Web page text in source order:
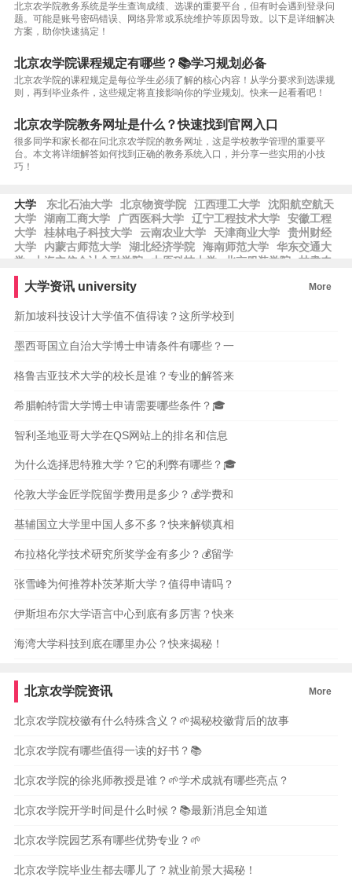
北京农学院教务系统是学生查询成绩、选课的重要平台，但有时会遇到登录问
题。可能是账号密码错误、网络异常或系统维护等原因导致。以下是详细解决
方案，助你快速搞定！
北京农学院课程规定有哪些？📚学习规划必备
北京农学院的课程规定是每位学生必须了解的核心内容！从学分要求到选课规
则，再到毕业条件，这些规定将直接影响你的学业规划。快来一起看看吧！
北京农学院教务网址是什么？快速找到官网入口
很多同学和家长都在问北京农学院的教务网址，这是学校教学管理的重要平
台。本文将详细解答如何找到正确的教务系统入口，并分享一些实用的小技
巧！
大学 东北石油大学 北京物资学院 江西理工大学
沈阳航空航天
大学
湖南工商大学 广西医科大学 辽宁工程技术大学
安徽工程
大学
桂林电子科技大学 云南农业大学 天津商业大学
贵州财经
大学
内蒙古师范大学 湖北经济学院 海南师范大学
华东交通大
学
上海立信会计金融学院 太原科技大学 北京服装学院
甘肃农
业大学
学
北京石油化工学院 西藏大学
安徽中医药大
大学资讯 university More
新加坡科技设计大学值不值得读？这所学校到
墨西哥国立自治大学博士申请条件有哪些？一
格鲁吉亚技术大学的校长是谁？专业的解答来
希腊帕特雷大学博士申请需要哪些条件？🎓
智利圣地亚哥大学在QS网站上的排名和信息
为什么选择思特雅大学？它的利弊有哪些？🎓
伦敦大学金匠学院留学费用是多少？💰学费和
基辅国立大学里中国人多不多？快来解锁真相
布拉格化学技术研究所奖学金有多少？💰留学
张雪峰为何推荐朴茨茅斯大学？值得申请吗？
伊斯坦布尔大学语言中心到底有多厉害？快来
海湾大学科技到底在哪里办公？快来揭秘！
北京农学院资讯 More
北京农学院校徽有什么特殊含义？🌱揭秘校徽背后的故事
北京农学院有哪些值得一读的好书？📚
北京农学院的徐兆师教授是谁？🌱学术成就有哪些亮点？
北京农学院开学时间是什么时候？📚最新消息全知道
北京农学院园艺系有哪些优势专业？🌱
北京农学院毕业生都去哪儿了？就业前景大揭秘！